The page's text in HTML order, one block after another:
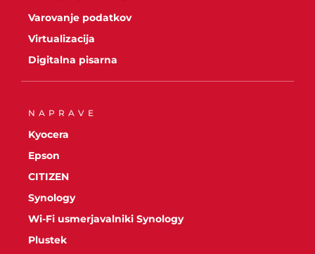
Varovanje podatkov
Virtualizacija
Digitalna pisarna
NAPRAVE
Kyocera
Epson
CITIZEN
Synology
Wi-Fi usmerjavalniki Synology
Plustek